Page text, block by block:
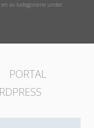
av kategoriene under.
PORTAL